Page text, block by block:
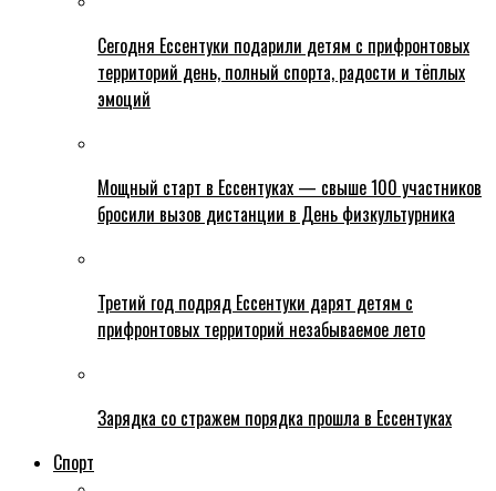
Сегодня Ессентуки подарили детям с прифронтовых
территорий день, полный спорта, радости и тёплых
эмоций
Мощный старт в Ессентуках — свыше 100 участников
бросили вызов дистанции в День физкультурника
Третий год подряд Ессентуки дарят детям с
прифронтовых территорий незабываемое лето
Зарядка со стражем порядка прошла в Ессентуках
Спорт